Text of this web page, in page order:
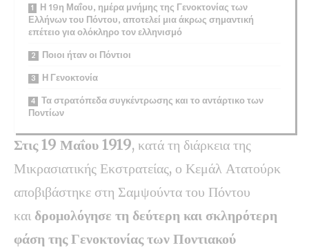
Η 19η Μαΐου, ημέρα μνήμης της Γενοκτονίας των
Ελλήνων του Πόντου, αποτελεί μια άκρως σημαντική
επέτειο για ολόκληρο τον ελληνισμό
Ποιοι ήταν οι Πόντιοι
Η Γενοκτονία
Τα στρατόπεδα συγκέντρωσης και το αντάρτικο των
Ποντίων
Στις 19 Μαΐου 1919, κατά τη διάρκεια της
Μικρασιατικής Εκστρατείας, ο Κεμάλ Ατατούρκ
αποβιβάστηκε στη Σαμψούντα του Πόντου
και δρομολόγησε τη δεύτερη και σκληρότερη
φάση της Γενοκτονίας των Ποντιακού